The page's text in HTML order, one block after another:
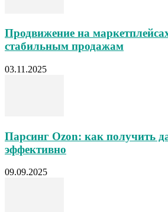
Продвижение на
стабильным продажам
03.11.2025
Парсинг Ozon: как получить
эффективно
09.09.2025